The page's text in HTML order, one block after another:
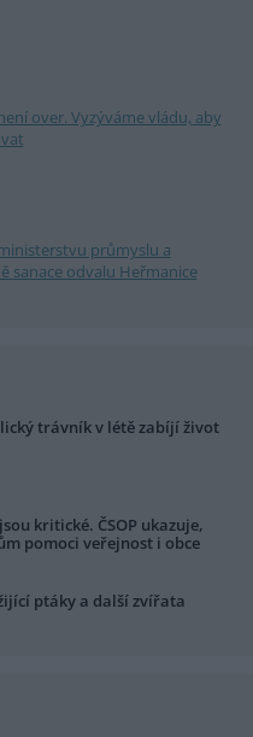
over. Vyzýváme vládu, aby
průmyslu a
sanace odvalu Heřmanice
trávník v létě zabíjí život
kritické. ČSOP ukazuje,
pomoci veřejnost i obce
ptáky a další zvířata